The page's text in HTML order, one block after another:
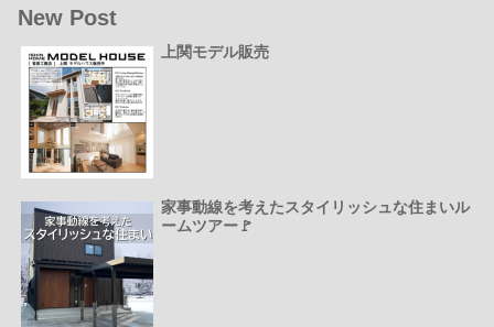
New Post
上関モデル販売
家事動線を考えたスタイリッシュな住まいル
ームツアー🚩